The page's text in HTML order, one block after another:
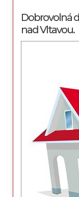
Dobrovolná
nad Vltavou.